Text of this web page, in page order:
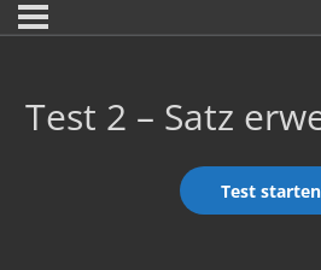
Test 2 – Satz